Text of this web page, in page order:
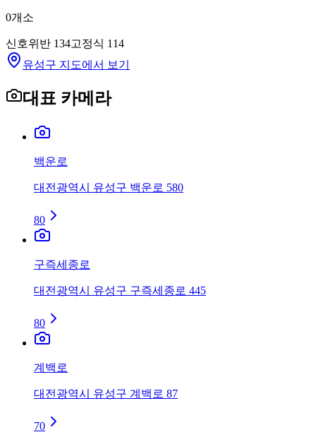
0개소
신호위반 134고정식 114
유성구 지도에서 보기
대표 카메라
백운로
대전광역시 유성구 백운로 580
80
구즉세종로
대전광역시 유성구 구즉세종로 445
80
계백로
대전광역시 유성구 계백로 87
70